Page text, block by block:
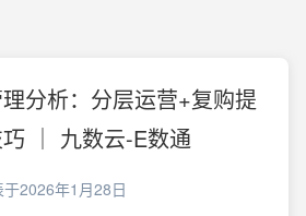
分析：分层运营+复购提
｜ 九数云-E数通
于2026年1月28日